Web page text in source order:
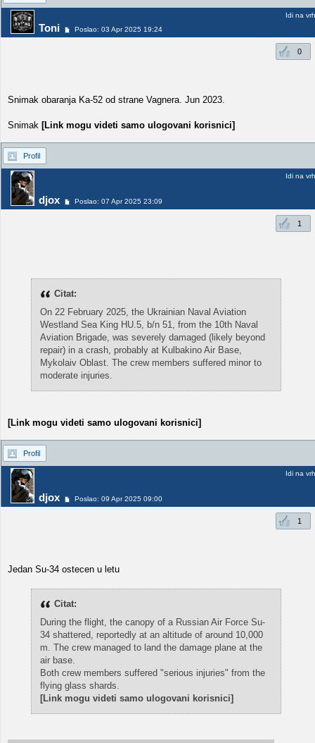
Toni Poslao: 03 Apr 2025 19:24
Idi na vrh
0
Snimak obaranja Ka-52 od strane Vagnera. Jun 2023.
Snimak [Link mogu videti samo ulogovani korisnici]
Profil
djox Poslao: 07 Apr 2025 23:09
Idi na vrh
1
Citat:
On 22 February 2025, the Ukrainian Naval Aviation
Westland Sea King HU.5, b/n 51, from the 10th Naval
Aviation Brigade, was severely damaged (likely beyond
repair) in a crash, probably at Kulbakino Air Base,
Mykolaiv Oblast. The crew members suffered minor to
moderate injuries.
[Link mogu videti samo ulogovani korisnici]
Profil
djox Poslao: 09 Apr 2025 09:00
Idi na vrh
1
Jedan Su-34 ostecen u letu
Citat:
During the flight, the canopy of a Russian Air Force Su-
34 shattered, reportedly at an altitude of around 10,000
m. The crew managed to land the damage plane at the
air base.
Both crew members suffered "serious injuries" from the
flying glass shards.
[Link mogu videti samo ulogovani korisnici]